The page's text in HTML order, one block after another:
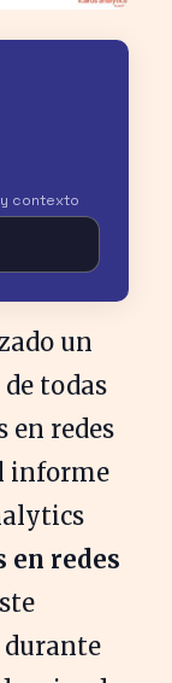
contexto
un
de todas
en redes
informe
en redes
durante